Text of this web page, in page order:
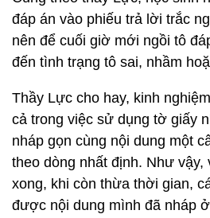
đáp án vào phiếu trả lời trắc
nên để cuối giờ mới ngồi tô
đến tình trạng tô sai, nhầm
Thầy Lực cho hay, kinh
cả trong việc sử dụng tờ giấy
nháp gọn cùng nội dung một
theo dòng nhất định. Như
xong, khi còn thừa thời gian,
được nội dung mình đã nháp